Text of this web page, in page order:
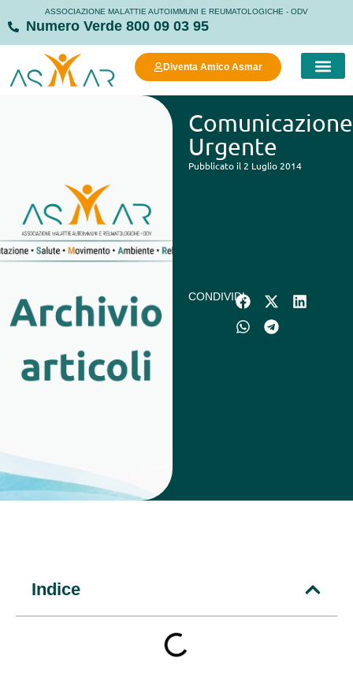
ASSOCIAZIONE MALATTIE AUTOIMMUNI E REUMATOLOGICHE - ODV
Numero Verde 800 09 03 95
Diventa Amico Asmar
Comunicazione
Urgente
Pubblicato il 2 Luglio 2014
CONDIVIDI
Indice